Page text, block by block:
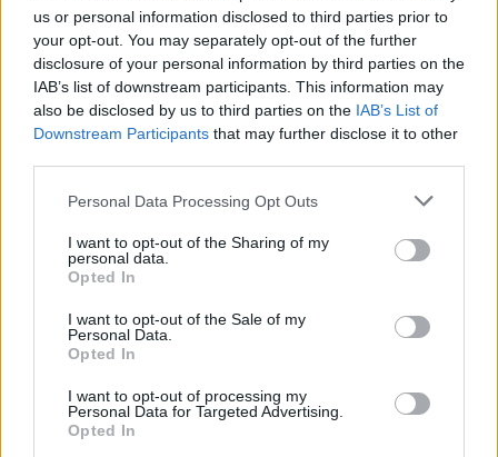
us or personal information disclosed to third parties prior to
your opt-out. You may separately opt-out of the further
disclosure of your personal information by third parties on the
IAB’s list of downstream participants. This information may
also be disclosed by us to third parties on the IAB’s List of
Downstream Participants that may further disclose it to other
Personal Data Processing Opt Outs
I want to opt-out of the Sharing of my
personal data.
Opted In
I want to opt-out of the Sale of my
Personal Data.
Opted In
I want to opt-out of processing my
Personal Data for Targeted Advertising.
Opted In
Estado americano em que fica a
cidade de Las Vegas
A resposta a esta pergunta: